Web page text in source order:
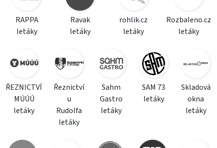
RAPPA
letáky
Ravak
letáky
rohlik.cz
letáky
Rozbaleno.cz
letáky
ŘEZNICTVÍ
MÚÚÚ
letáky
Řeznictví
u
Rudolfa
letáky
Sahm
Gastro
letáky
SAM 73
letáky
Skladová
okna
letáky